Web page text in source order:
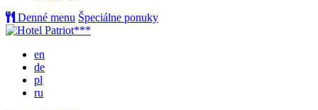
Denné menu Špeciálne ponuky
en
de
pl
ru